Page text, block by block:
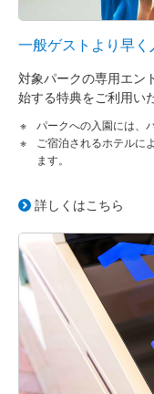
東京ディズニーシー・
一般ゲストより早く
対象パークの専用エン
始する特典をご利用い
パークへの入園には、
ご宿泊されるホテルに
ます。
詳しくはこちら